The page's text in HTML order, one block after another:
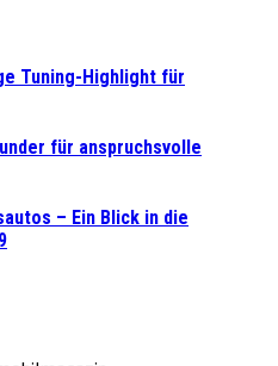
Tuning-Highlight für
für anspruchsvolle
– Ein Blick in die